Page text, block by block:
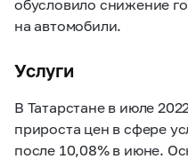
обусловило снижение
на автомобили.
Услуги
В Татарстане в июле
прироста цен в сфере
после 10,08% в июне.